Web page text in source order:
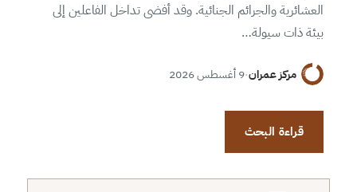
العشائرية والجرائم الجنائية. وقد أفضى تداخل الفاعلين إلى
بيئة ذات سيولة…
مركز عمران·9 أغسطس 2026
قراءة البحث